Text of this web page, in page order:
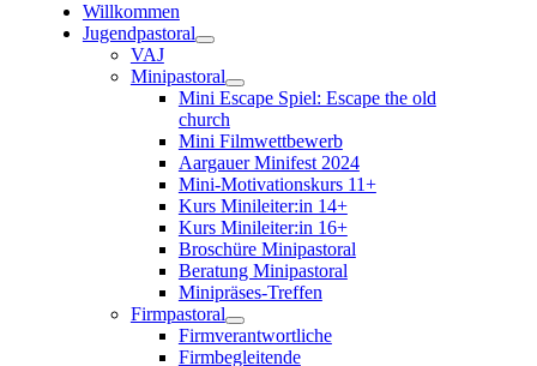
Willkommen
Jugendpastoral
VAJ
Minipastoral
Mini Escape Spiel: Escape the old
church
Mini Filmwettbewerb
Aargauer Minifest 2024
Mini-Motivationskurs 11+
Kurs Minileiter:in 14+
Kurs Minileiter:in 16+
Broschüre Minipastoral
Beratung Minipastoral
Minipräses-Treffen
Firmpastoral
Firmverantwortliche
Firmbegleitende